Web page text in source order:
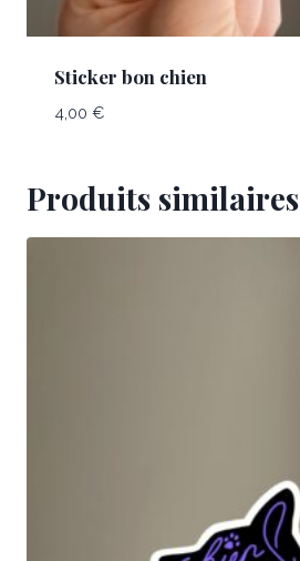
Sticker bon chien
4,00 €
Produits similaires